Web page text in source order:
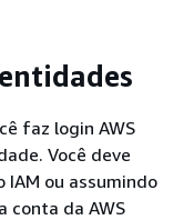
faz login AWS
Você deve
ou assumindo
conta da AWS